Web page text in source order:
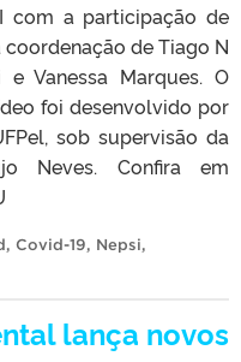
com a participação de
de Tiago N
e Vanessa Marques. O
foi desenvolvido por
sob supervisão da
Neves. Confira em
, Covid-19, Nepsi,
lança novos